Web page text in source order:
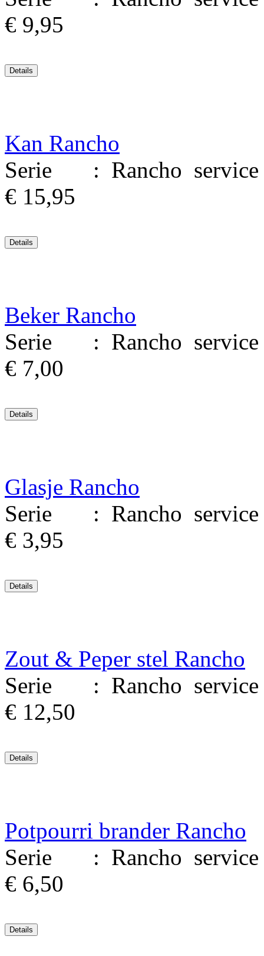
€ 9,95
Kan Rancho
Serie : Rancho service
€ 15,95
Beker Rancho
Serie : Rancho service
€ 7,00
Glasje Rancho
Serie : Rancho service
€ 3,95
Zout & Peper stel Rancho
Serie : Rancho service
€ 12,50
Potpourri brander Rancho
Serie : Rancho service
€ 6,50